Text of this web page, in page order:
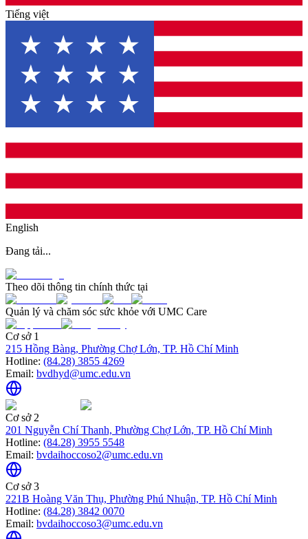
Tiếng việt
English
Đang tải...
Theo dõi thông tin chính thức tại
Quản lý và chăm sóc sức khỏe với UMC Care
Cơ sở 1
215 Hồng Bàng, Phường Chợ Lớn, TP. Hồ Chí Minh
Hotline: (84.28) 3855 4269
Email: bvdhyd@umc.edu.vn
Cơ sở 2
201 Nguyễn Chí Thanh, Phường Chợ Lớn, TP. Hồ Chí Minh
Hotline: (84.28) 3955 5548
Email: bvdaihoccoso2@umc.edu.vn
Cơ sở 3
221B Hoàng Văn Thụ, Phường Phú Nhuận, TP. Hồ Chí Minh
Hotline: (84.28) 3842 0070
Email: bvdaihoccoso3@umc.edu.vn